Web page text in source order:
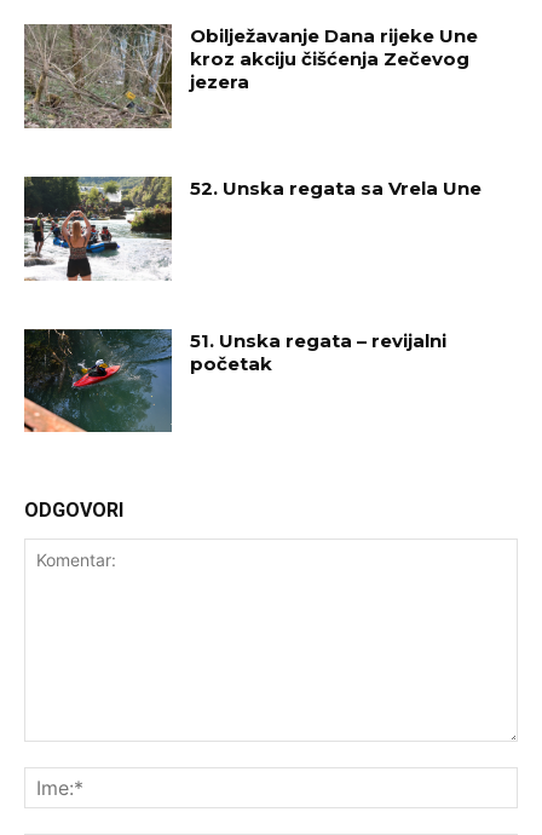
Obilježavanje Dana rijeke Une
kroz akciju čišćenja Zečevog
jezera
52. Unska regata sa Vrela Une
51. Unska regata – revijalni
početak
ODGOVORI